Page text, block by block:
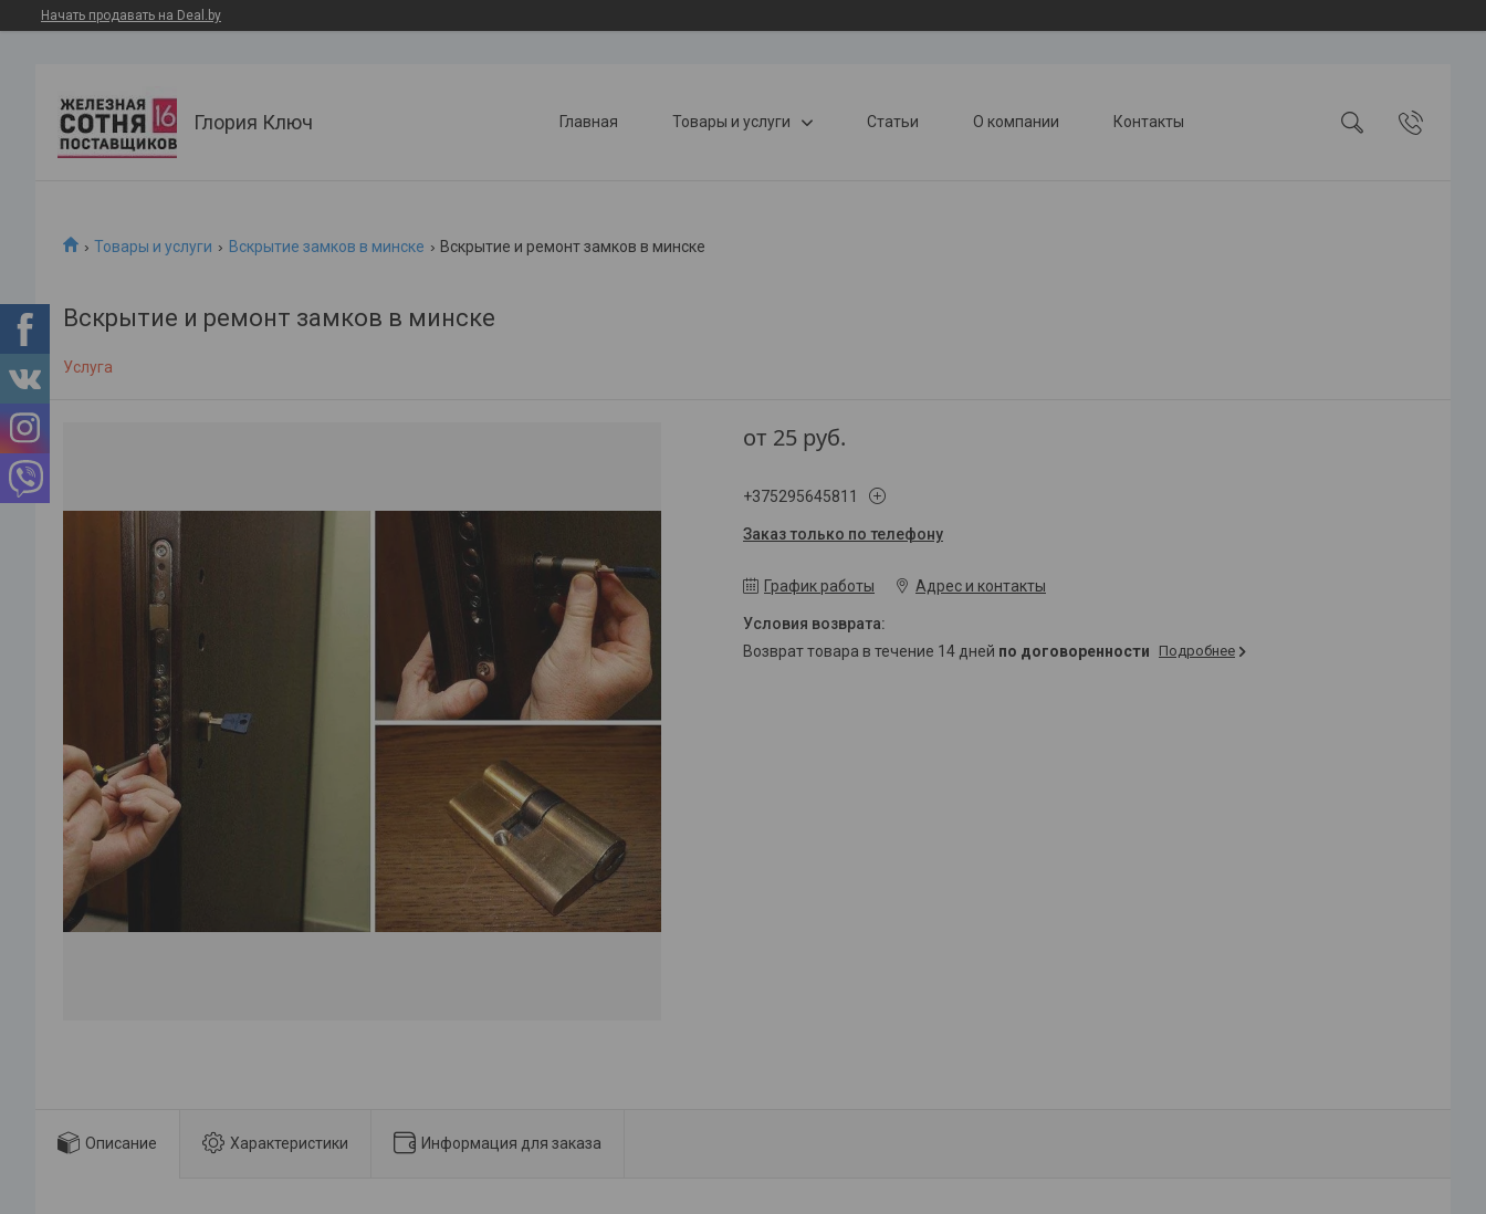
Начать продавать на Deal.by
Глория Ключ Главная Товары и услуги Статьи О компании Контакты
Товары и услуги Вскрытие замков в минске Вскрытие и ремонт замков в минске
Вскрытие и ремонт замков в минске
Услуга
от 25 руб.
+375295645811
Заказ только по телефону
График работы Адрес и контакты
возврат товара в течение 14 дней по договоренности Подробнее
Описание Характеристики Информация для заказа